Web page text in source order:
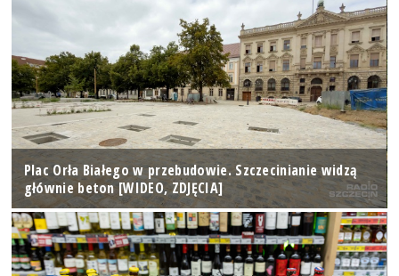
Plac Orła Białego w przebudowie. Szczecinianie widzą
głównie beton [WIDEO, ZDJĘCIA]